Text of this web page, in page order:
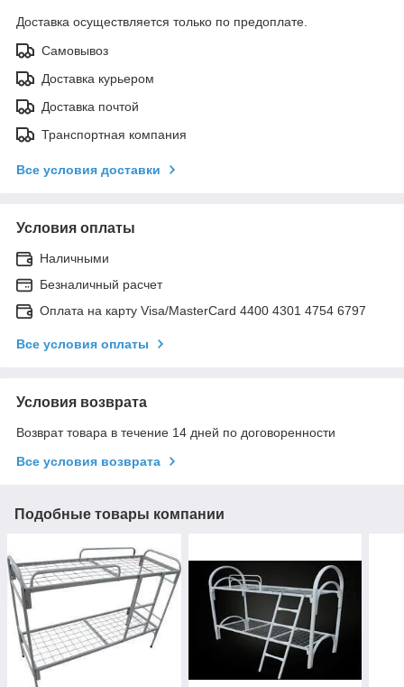
Доставка осуществляется только по предоплате.
Самовывоз
Доставка курьером
Доставка почтой
Транспортная компания
Все условия доставки
Условия оплаты
Наличными
Безналичный расчет
Оплата на карту Visa/MasterCard 4400 4301 4754 6797
Все условия оплаты
Условия возврата
Возврат товара в течение 14 дней по договоренности
Все условия возврата
Подобные товары компании